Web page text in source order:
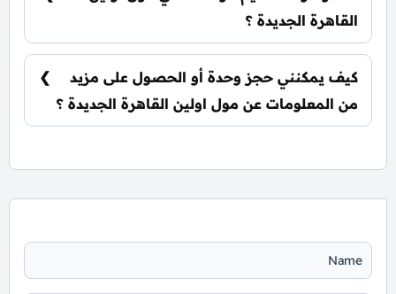
القاهرة الجديدة ؟
يتم تسليم الوحدات خلال ثلاث سنوات ونصف من
تاريخ التعاقد.
كيف يمكنني حجز وحدة أو الحصول على مزيد
من المعلومات عن مول اولين القاهرة الجديدة ؟